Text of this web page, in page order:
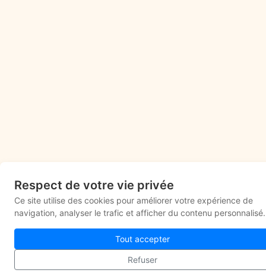
Respect de votre vie privée
Ce site utilise des cookies pour améliorer votre expérience de
navigation, analyser le trafic et afficher du contenu personnalisé.
Tout accepter
Refuser